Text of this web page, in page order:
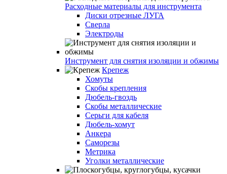
Расходные материалы для инструмента
Диски отрезные ЛУГА
Сверла
Электроды
Инструмент для снятия изоляции и обжимы
Крепеж
Хомуты
Скобы крепления
Дюбель-гвоздь
Скобы металлические
Серьги для кабеля
Дюбель-хомут
Анкера
Саморезы
Метрика
Уголки металлические